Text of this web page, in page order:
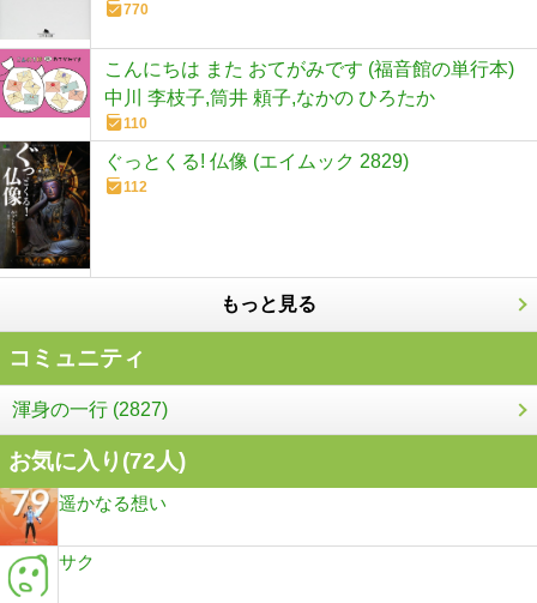
770
こんにちは また おてがみです (福音館の単行本)
中川 李枝子,筒井 頼子,なかの ひろたか
110
ぐっとくる! 仏像 (エイムック 2829)
112
もっと見る
コミュニティ
渾身の一行 (2827)
お気に入り(72人)
遥かなる想い
サク